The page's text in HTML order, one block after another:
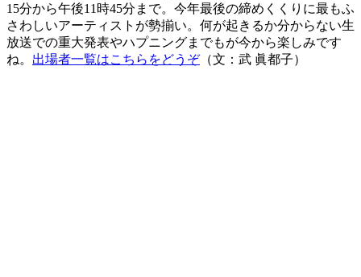
15分から午後11時45分まで。今年最後の締めくくりに最もふ
さわしいアーティストが勢揃い。何が起きるか分からない生
放送での重大発表やハプニングまでもが今から楽しみです
ね。 出場者一覧はこちらをどうぞ（文：武 眞都子）